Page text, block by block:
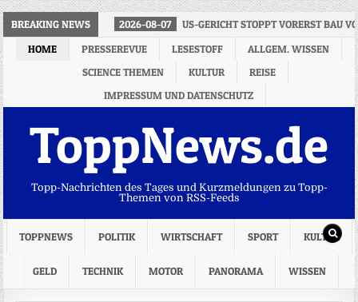
BREAKING NEWS 2026-08-07
US-GERICHT STOPPT VORERST BAU
HOME
PRESSEREVUE LESESTOFF
ALLGEM. WISSEN
SCIENCE THEMEN
KULTUR
REISE
IMPRESSUM UND DATENSCHUTZ
ToppNews.de
Topp-Nachrichten des Tages und Kurzmeldungen zu Topp-
Themen von RSS-Feeds
TOPPNEWS POLITIK WIRTSCHAFT SPORT KULTUR
GELD TECHNIK MOTOR PANORAMA WISSEN